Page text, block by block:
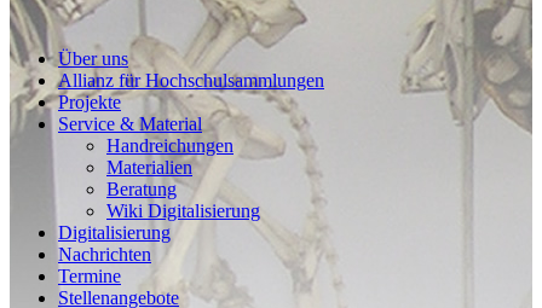
Über uns
Allianz für Hochschulsammlungen
Projekte
Service & Material
Handreichungen
Materialien
Beratung
Wiki Digitalisierung
Digitalisierung
Nachrichten
Termine
Stellenangebote